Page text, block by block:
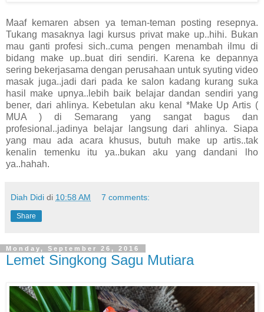
Maaf kemaren absen ya teman-teman posting resepnya.
Tukang masaknya lagi kursus privat make up..hihi. Bukan
mau ganti profesi sich..cuma pengen menambah ilmu di
bidang make up..buat diri sendiri. Karena ke depannya
sering bekerjasama dengan perusahaan untuk syuting video
masak juga..jadi dari pada ke salon kadang kurang suka
hasil make upnya..lebih baik belajar dandan sendiri yang
bener, dari ahlinya. Kebetulan aku kenal *Make Up Artis (
MUA ) di Semarang yang sangat bagus dan
profesional..jadinya belajar langsung dari ahlinya. Siapa
yang mau ada acara khusus, butuh make up artis..tak
kenalin temenku itu ya..bukan aku yang dandani lho
ya..hahah.
Diah Didi di 10:58 AM 7 comments:
Share
Monday, September 26, 2016
Lemet Singkong Sagu Mutiara